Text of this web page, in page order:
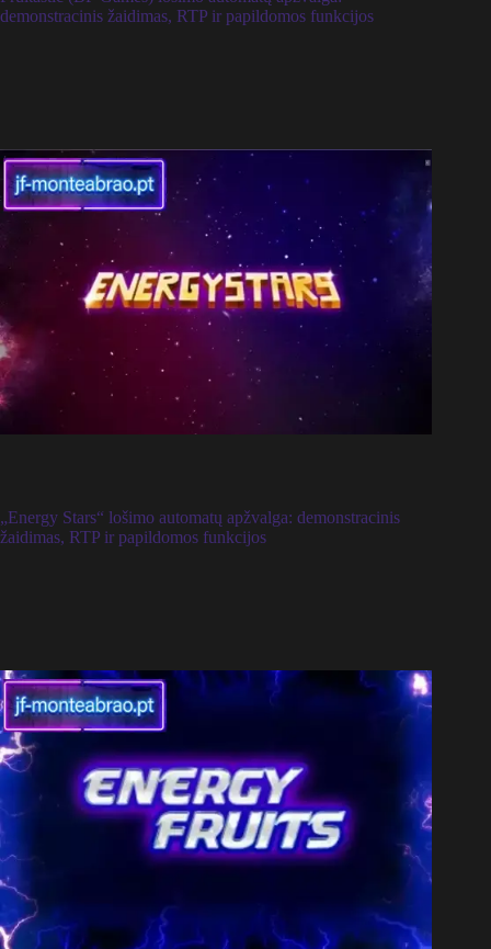
demonstracinis žaidimas, RTP ir papildomos funkcijos
„Energy Stars“ lošimo automatų apžvalga: demonstracinis
žaidimas, RTP ir papildomos funkcijos